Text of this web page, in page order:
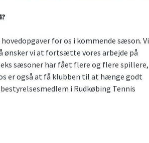
for os i kommende sæson. Vi
ønsker vi at fortsætte vores arbejde på
sæsoner har fået flere og flere spillere,
er også at få klubben til at hænge godt
i Rudkøbing Tennis